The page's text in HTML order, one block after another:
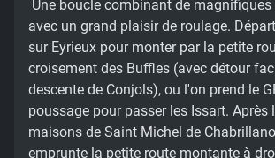
Une boucle combinant de
avec un grand plaisir de roulage.
sur Eyrieux pour monter par la petite
croisement des Buffles (avec détour
descente de Conjols), ou l'on prend le
poussage pour passer les Issart. Après
maisons de Saint Michel de
emprunte la petite route montante à